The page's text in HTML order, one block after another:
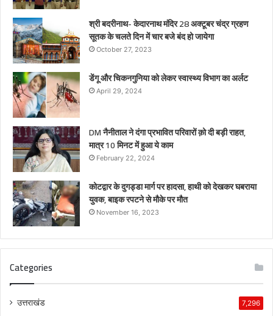
श्री बदरीनाथ- केदारनाथ मंदिर 28 अक्टूबर चंद्र ग्रहण
सूतक के चलते दिन में चार बजे बंद हो जायेगा
October 27, 2023
डेंगू और चिकनगुनिया को लेकर स्वास्थ्य विभाग का अर्लट
April 29, 2024
DM नैनीताल ने दंगा प्रभावित परिवारों क़ो दी बड़ी राहत,
मात्र 10 मिनट में हुआ ये काम
February 22, 2024
कोटद्वार के दुगड्डा मार्ग पर हादसा, हाथी को देखकर घबराया
युवक, बाइक रपटने से मौके पर मौत
November 16, 2023
Categories
उत्तराखंड 7,296